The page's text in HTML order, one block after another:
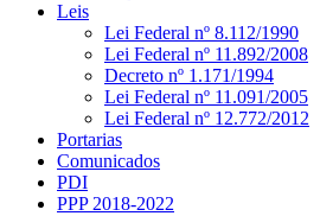
Leis
Lei Federal nº 8.112/1990
Lei Federal nº 11.892/2008
Decreto nº 1.171/1994
Lei Federal nº 11.091/2005
Lei Federal nº 12.772/2012
Portarias
Comunicados
PDI
PPP 2018-2022